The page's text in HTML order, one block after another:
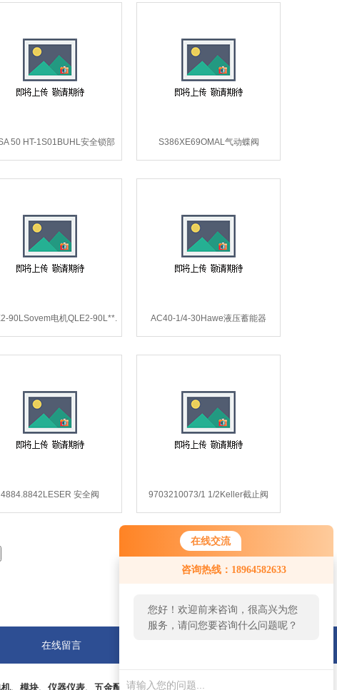
在线交流
咨询热线：18964582633
您好！欢迎前来咨询，很高兴为您
服务，请问您要咨询什么问题呢？
50 HT-1S01BUHL安全锁部
件05-SA 50 HT-1S01-03.
S386XE69OMAL气动蝶阀
S386XE69*.
90LSovem电机QLE2-90L**. AC40-1/4-30Hawe液压蓄能器
AC40-1/4-30*.
4884.8842LESER 安全阀
4884.8842.*超短货期
9703210073/1 1/2Keller截止阀
9703210073/1 1/2.
在线留言
、模块、仪器仪表、五金配件等